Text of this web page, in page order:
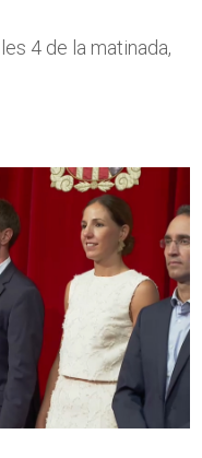
4 de la matinada,